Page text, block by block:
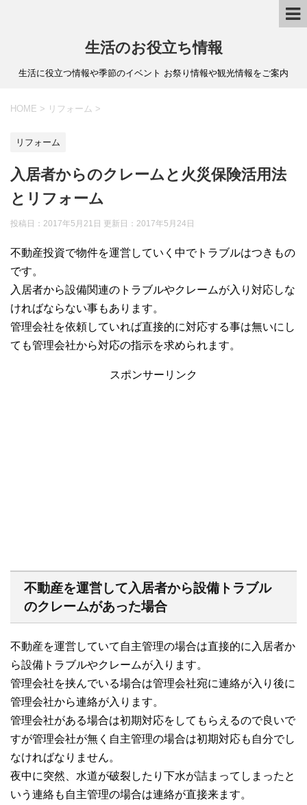
生活のお役立ち情報
生活に役立つ情報や季節のイベント お祭り情報や観光情報をご案内
HOME > リフォーム >
リフォーム
入居者からのクレームと火災保険活用法
とリフォーム
投稿日：2017年5月21日 更新日： 2017年5月24日
不動産投資で物件を運営していく中でトラブルはつきもの
です。
入居者から設備関連のトラブルやクレームが入り対応しな
ければならない事もあります。
管理会社を依頼していれば直接的に対応する事は無いにし
ても管理会社から対応の指示を求められます。
スポンサーリンク
不動産を運営して入居者から設備トラブル
のクレームがあった場合
不動産を運営していて自主管理の場合は直接的に入居者か
ら設備トラブルやクレームが入ります。
管理会社を挟んでいる場合は管理会社宛に連絡が入り後に
管理会社から連絡が入ります。
管理会社がある場合は初期対応をしてもらえるので良いで
すが管理会社が無く自主管理の場合は初期対応も自分でし
なければなりません。
夜中に突然、水道が破裂したり下水が詰まってしまったと
いう連絡も自主管理の場合は連絡が直接来ます。